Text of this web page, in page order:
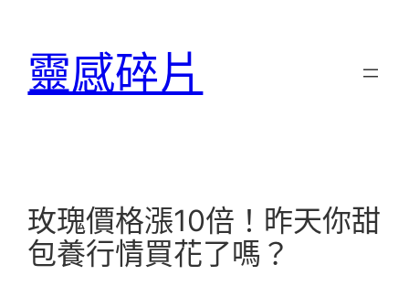
靈感碎片
玫瑰價格漲10倍！昨天你甜
包養行情買花了嗎？